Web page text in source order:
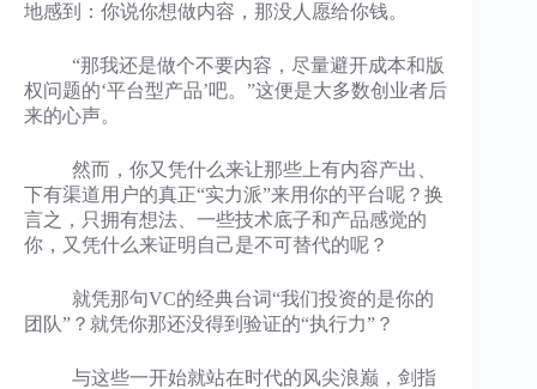
地感到：你说你想做内容，那没人愿给你钱。
“那我还是做个不要内容，尽量避开成本和版
权问题的‘平台型产品’吧。”这便是大多数创业者后
来的心声。
然而，你又凭什么来让那些上有内容产出、
下有渠道用户的真正“实力派”来用你的平台呢？换
言之，只拥有想法、一些技术底子和产品感觉的
你，又凭什么来证明自己是不可替代的呢？
就凭那句VC的经典台词“我们投资的是你的
团队”？就凭你那还没得到验证的“执行力”？
与这些一开始就站在时代的风尖浪巅，剑指